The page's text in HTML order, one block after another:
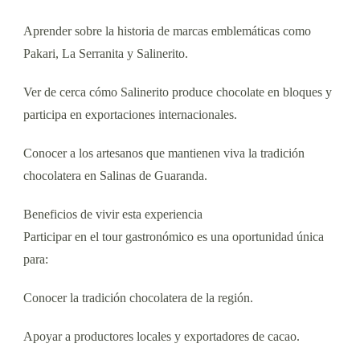
Aprender sobre la historia de marcas emblemáticas como
Pakari, La Serranita y Salinerito.
Ver de cerca cómo Salinerito produce chocolate en bloques y
participa en exportaciones internacionales.
Conocer a los artesanos que mantienen viva la tradición
chocolatera en Salinas de Guaranda.
Beneficios de vivir esta experiencia
Participar en el tour gastronómico es una oportunidad única
para:
Conocer la tradición chocolatera de la región.
Apoyar a productores locales y exportadores de cacao.